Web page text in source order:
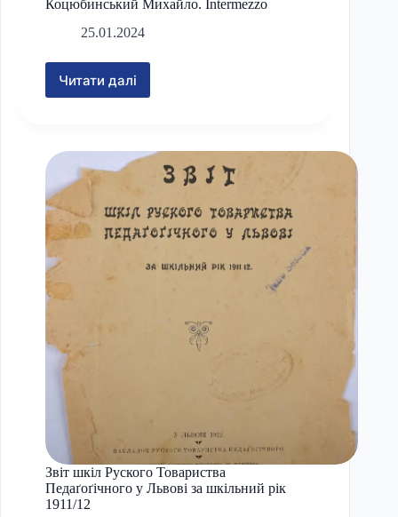
Коцюбинський Михайло. Intermezzo
25.01.2024
Читати даліКоцюбинський
Звіт шкіл Руского Товариства
Педаґоґічного у Львові за шкільний рік
1911/12